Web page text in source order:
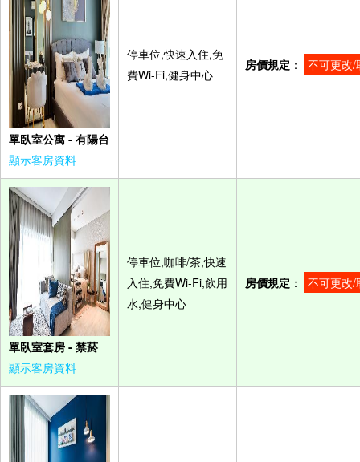
單臥室公寓 - 有陽台
顯示客房資料
停車位,快速入住,免
費Wi-Fi,健身中心
房價規定 ： 不可更改/
單臥室套房 - 禁菸
顯示客房資料
停車位,咖啡/茶,快速
入住,免費Wi-Fi,飲用
水,健身中心
房價規定 ： 不可更改/